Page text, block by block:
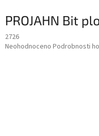
PROJAHN Bit
2726
Průměrné
Neohodnoceno Podrobnosti